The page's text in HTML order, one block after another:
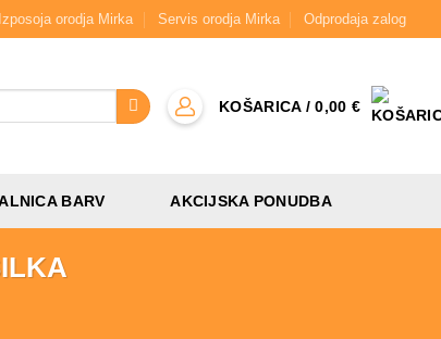
Izposoja orodja Mirka Servis orodja Mirka Odprodaja zalog
KOŠARICA /0,00 €
BARV AKCIJSKA PONUDBA